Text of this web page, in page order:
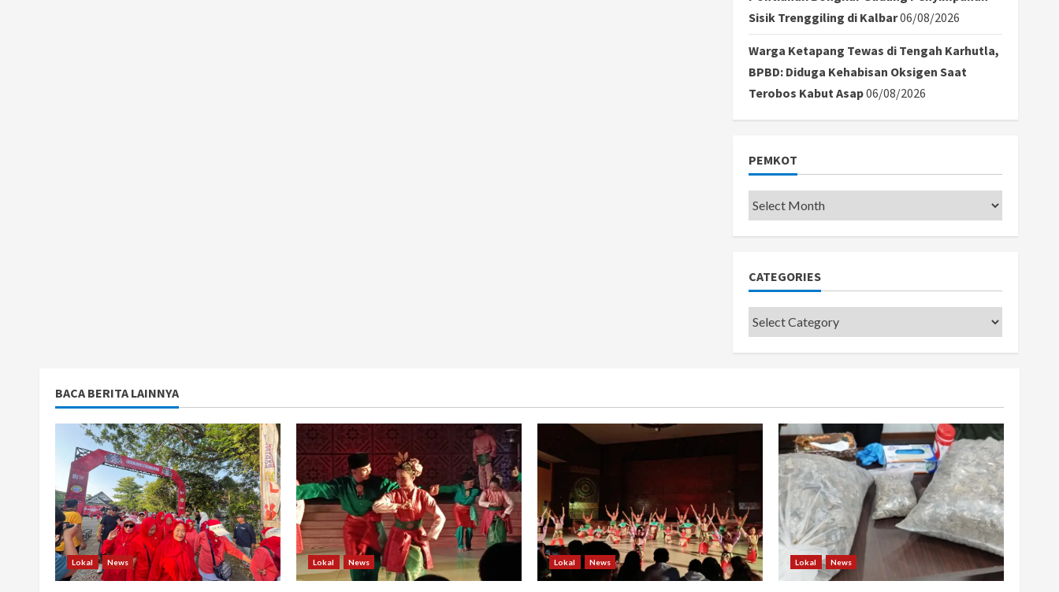
Sisik Trenggiling di Kalbar06/08/2026
Warga Ketapang Tewas di Tengah Karhutla,
BPBD: Diduga Kehabisan Oksigen Saat
Terobos Kabut Asap06/08/2026
PEMKOT
Pemkot
CATEGORIES
Categories
BACA BERITA LAINNYA
Lokal News Lokal News Lokal News Lokal News